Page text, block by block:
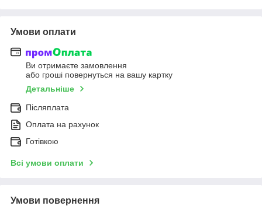
Умови оплати
Ви отримаєте замовлення
або гроші повернуться на вашу картку
Детальніше
Післяплата
Оплата на рахунок
Готівкою
Всі умови оплати
Умови повернення